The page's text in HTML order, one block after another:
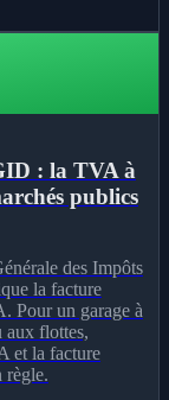
: la TVA à
publics
des Impôts
la facture
Pour un garage à
aux flottes,
et la facture
règle.